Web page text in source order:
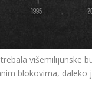
višemilijunske
blokovima,